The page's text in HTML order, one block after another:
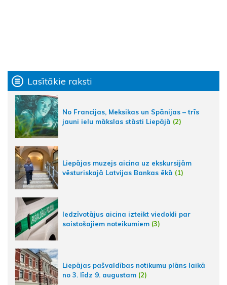
Lasītākie raksti
No Francijas, Meksikas un Spānijas – trīs
jauni ielu mākslas stāsti Liepājā (2)
Liepājas muzejs aicina uz ekskursijām
vēsturiskajā Latvijas Bankas ēkā (1)
Iedzīvotājus aicina izteikt viedokli par
saistošajiem noteikumiem (3)
Liepājas pašvaldības notikumu plāns laikā
no 3. līdz 9. augustam (2)